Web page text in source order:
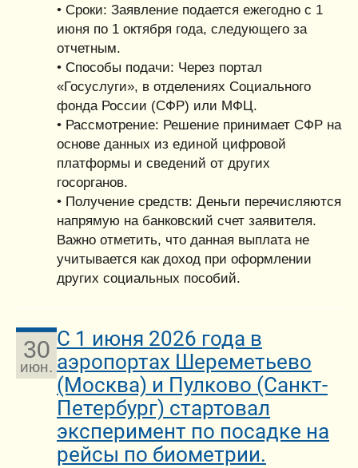
• Сроки: Заявление подается ежегодно с 1
июня по 1 октября года, следующего за
отчетным.
• Способы подачи: Через портал
«Госуслуги», в отделениях Социального
фонда России (СФР) или МФЦ.
• Рассмотрение: Решение принимает СФР на
основе данных из единой цифровой
платформы и сведений от других
госорганов.
• Получение средств: Деньги перечисляются
напрямую на банковский счет заявителя.
Важно отметить, что данная выплата не
учитывается как доход при оформлении
других социальных пособий.
30
июн.
С 1 июня 2026 года в
аэропортах Шереметьево
(Москва) и Пулково (Санкт-
Петербург) стартовал
эксперимент по посадке на
рейсы по биометрии.